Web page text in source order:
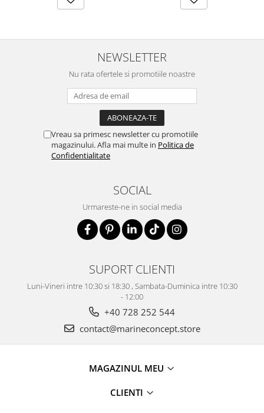
NEWSLETTER
Nu rata ofertele si promotiile noastre
Vreau sa primesc newsletter cu promotiile
magazinului. Afla mai multe in Politica de
Confidentialitate
SOCIAL
Urmareste-ne in social media
SUPORT CLIENTI
Luni-Vineri intre 10:30 si 18:30 , Sambata-Duminica intre 10:30
- 12:00
+40 728 252 544
contact@marineconcept.store
MAGAZINUL MEU
CLIENTI